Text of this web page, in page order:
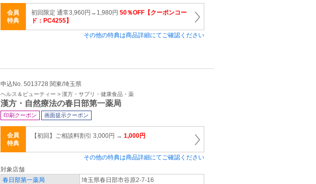
会員
特典
初回限定 通常3,960円→1,980円 50％OFF【クーポンコー
ド：PC4255】
その他の特典は商品詳細にてご確認ください
申込No. 5013728 関東/埼玉県
ヘルス＆ビューティー > 漢方・サプリ・健康食品・薬
漢方・自然療法の春日部第一薬局
印刷クーポン 画面提示クーポン
会員
特典
【初回】ご相談料割引 3,000円 → 1,000円
その他の特典は商品詳細にてご確認ください
対象店舗
春日部第一薬局
埼玉県春日部市谷原2‐7‐16